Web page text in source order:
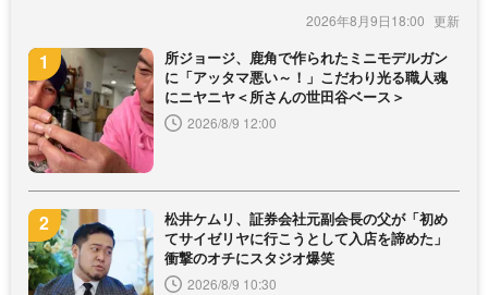
2026年8月9日18:00
所ジョージ、鹿角で作られたミニモデルガン
に「アッタマ悪い～！」こだわり光る職人魂
にニヤニヤ＜所さんの世田谷ベース＞
2026/8/9 12:00
松井ケムリ、証券会社元副会長の父が「初め
てサイゼリヤに行こうとして入店を諦めた」
衝撃のオチにスタジオ爆笑
2026/8/9 10:30